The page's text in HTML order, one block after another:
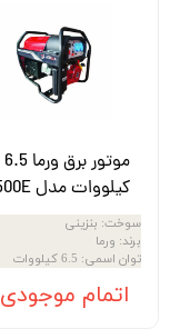
موتور برق ورما 6.5
کیلووات مدل 8500E
سوخت: بنزینی
برند: ورما
توان اسمی: 6.5 کیلووات
اتمام موجودی